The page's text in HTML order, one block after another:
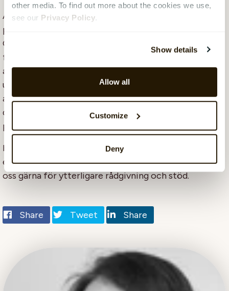
other media. To find out more about the cookies we use,
see our Privacy Policy
Show details
Allow all
Customize
Deny
Att upphandla HR-system genom LOU är en komplex
process som kräver noggrann planering och strategi.
Genom att initiera leverantörsdialoger i förväg,
fokusera på bör-krav istället för skall-krav samt
använda förhandling och dialog under
upphandlingsprocessen kan man öka chanserna för
att uppnå framgångsrika resultat som gynnar både
den upphandlande organisationen och leverantörerna
på marknaden.
Har du frågor eller vill veta mer om hur du kan
effektivisera upphandlingen av HR-system? Kontakta
oss gärna för ytterligare rådgivning och stöd.
Share Tweet Share